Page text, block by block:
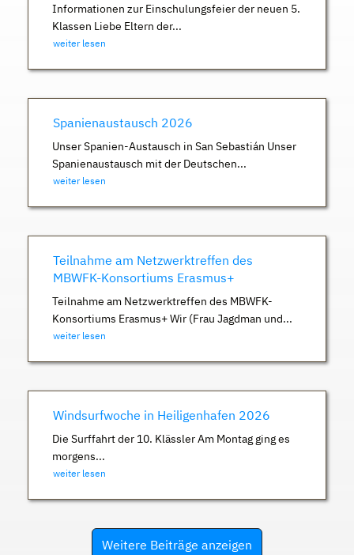
Informationen zur Einschulungsfeier der neuen 5.
Klassen Liebe Eltern der...
weiter lesen
Spanienaustausch 2026
Unser Spanien-Austausch in San Sebastián Unser
Spanienaustausch mit der Deutschen...
weiter lesen
Teilnahme am Netzwerktreffen des
MBWFK-Konsortiums Erasmus+
Teilnahme am Netzwerktreffen des MBWFK-
Konsortiums Erasmus+ Wir (Frau Jagdman und...
weiter lesen
Windsurfwoche in Heiligenhafen 2026
Die Surffahrt der 10. Klässler Am Montag ging es
morgens...
weiter lesen
Weitere Beiträge anzeigen